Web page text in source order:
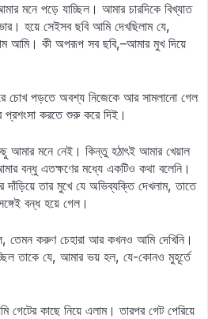
মনে পড়ে যাচ্ছিল। আমার চারদিকে বিখ্যাত
হয়ে সেইসব ছবি আমি দেখছিলাম যে,
আমি। কী অপরূপ সব ছবি,–আমার মুখ দিয়ে
চোখ পড়তে অবশ্য নিজেকে আর সামলানো গেল
প্রশংসা করতে শুরু করে দিই।
আমার মনে নেই। কিন্তু হঠাৎই আমার খেয়াল
বন্ধু এতক্ষণের মধ্যে একটিও কথা বলেনি।
দাঁড়িয়ে তার মুখে যে অভিব্যক্তি দেখলাম, তাতে
বন্ধ হয়ে গেল।
তেমন করুণ চেহারা আর কখনও আমি দেখিনি।
তাকে যে, আমার ভয় হল, যে-কোনও মুহূর্তে
কাছে নিয়ে এলাম। তারপর গেট পেরিয়ে